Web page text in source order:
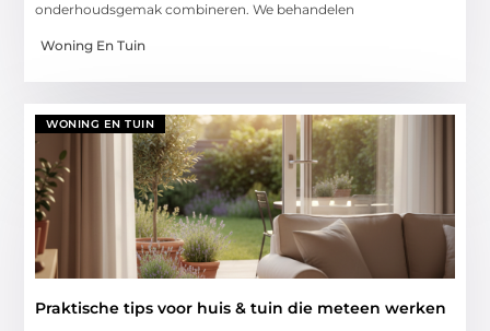
onderhoudsgemak combineren. We behandelen
Woning En Tuin
WONING EN TUIN
Praktische tips voor huis & tuin die meteen werken